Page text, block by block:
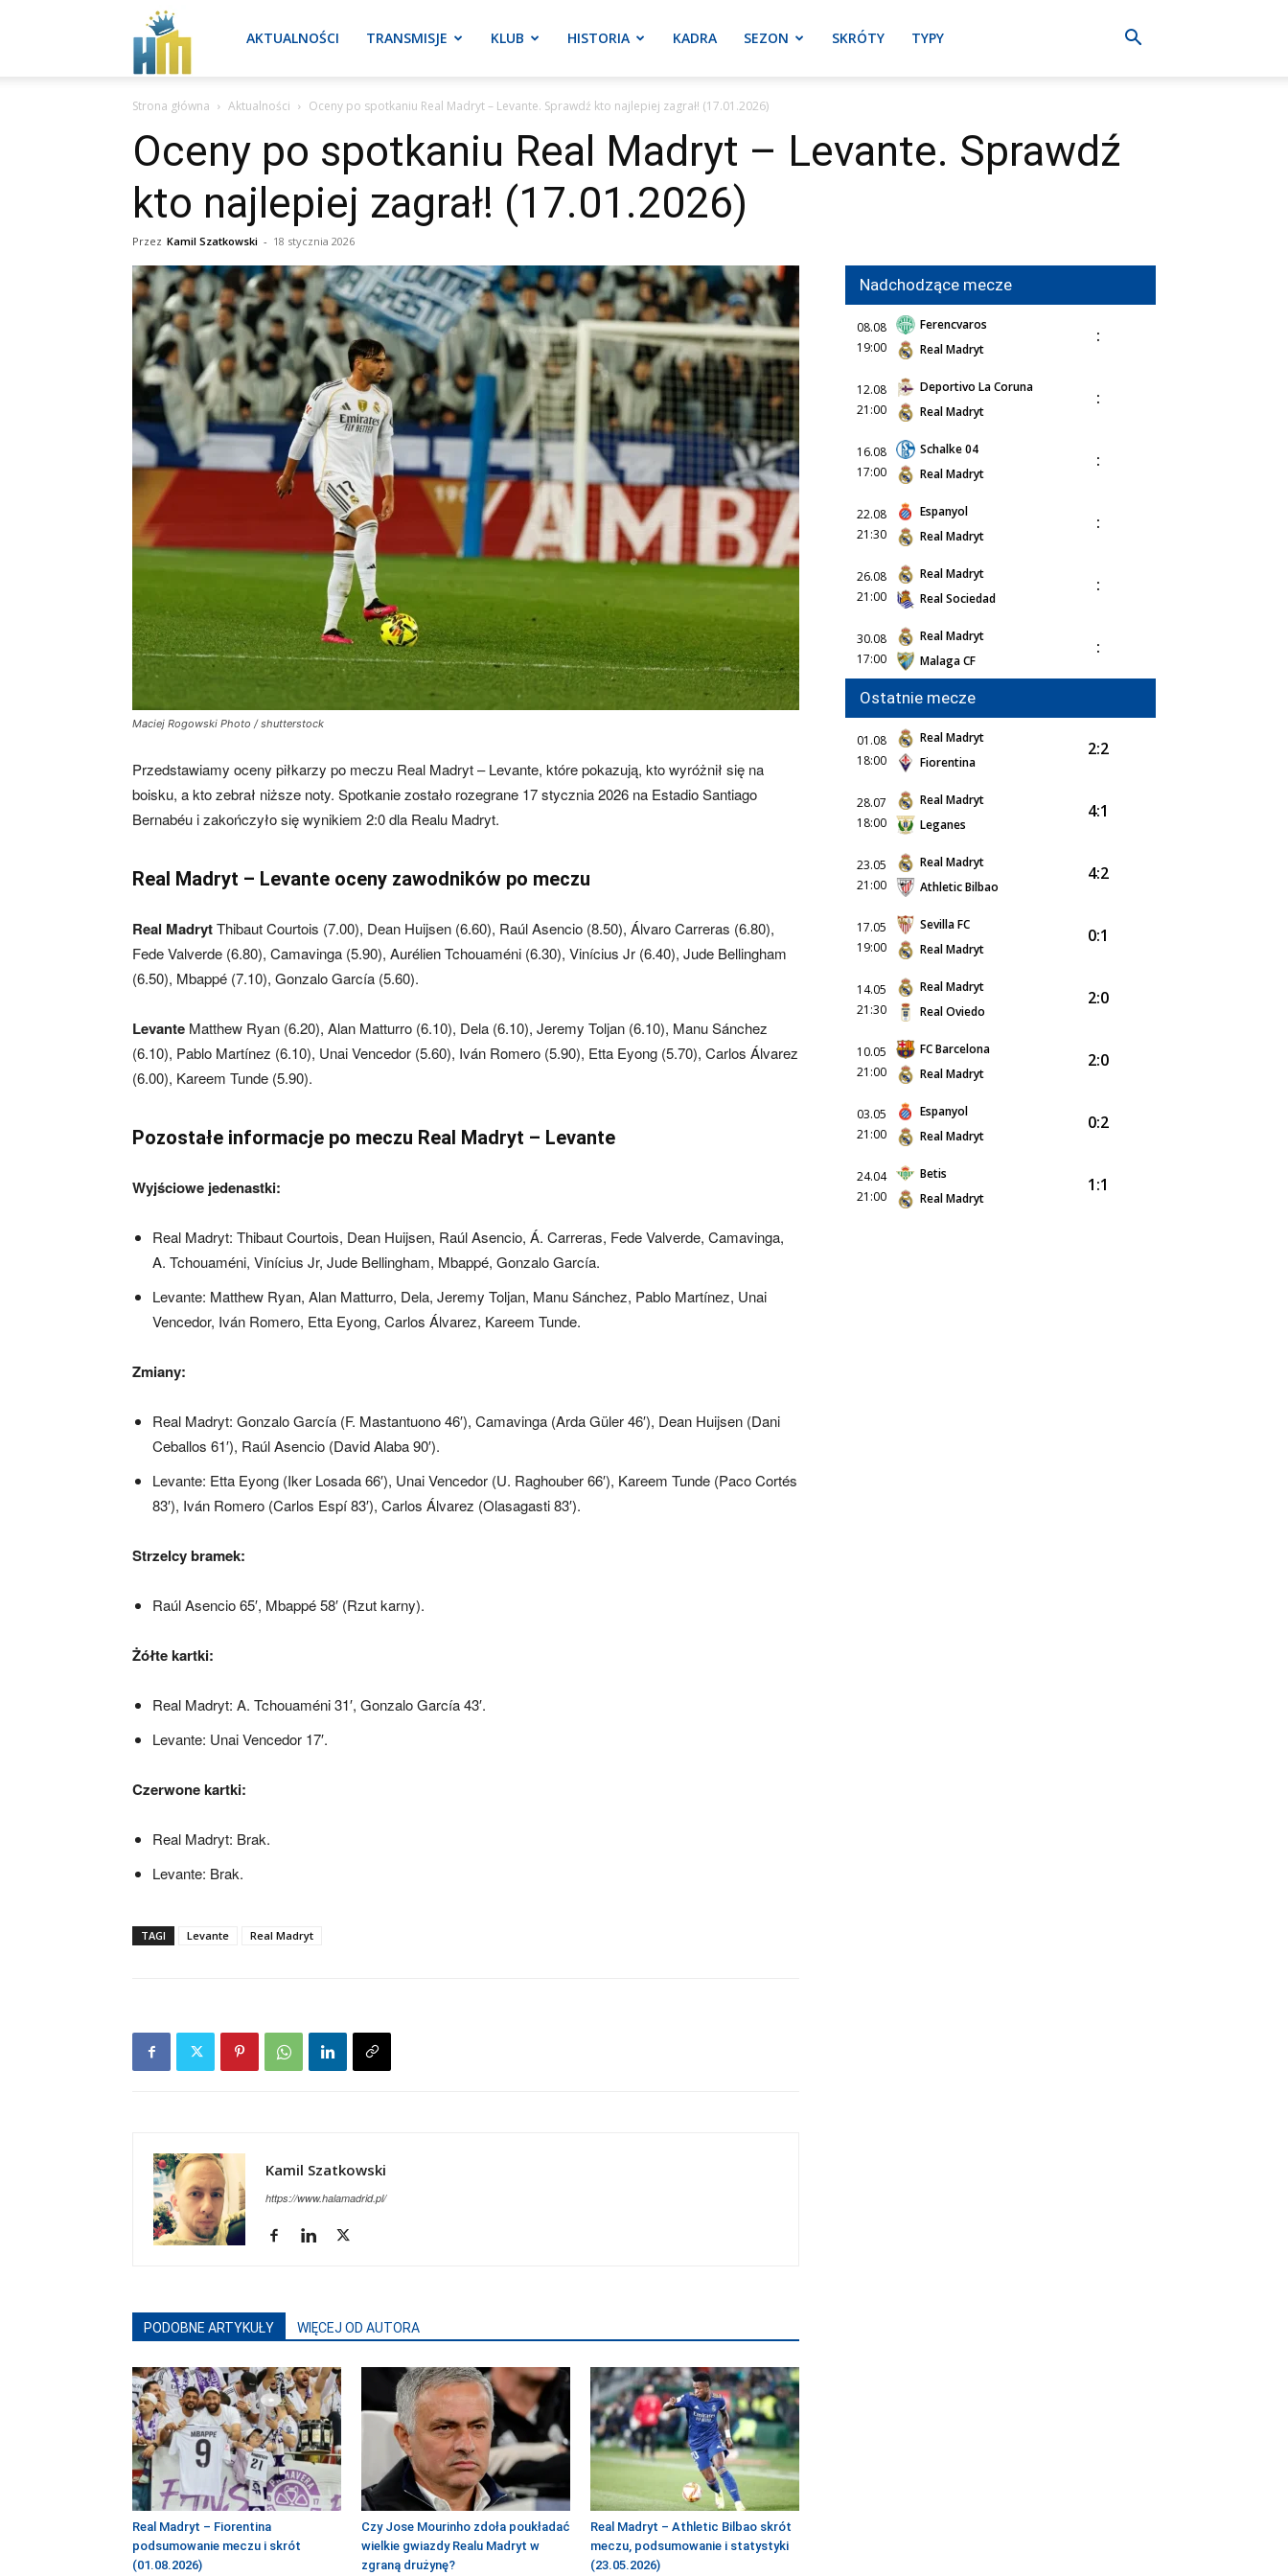
Real
Madryt
aktualności
AKTUALNOŚCI TRANSMISJE KLUB HISTORIA KADRA SEZON SKRÓTY TYPY
Strona główna Aktualności Oceny po spotkaniu Real Madryt – Levante. Sprawdź kto najlepiej zagrał! (17.01.2026)
Oceny po spotkaniu Real Madryt – Levante. Sprawdź
kto najlepiej zagrał! (17.01.2026)
Przez Kamil Szatkowski - 18 stycznia 2026
Maciej Rogowski Photo / shutterstock
Przedstawiamy oceny piłkarzy po meczu Real Madryt – Levante, które pokazują, kto wyróżnił się na
boisku, a kto zebrał niższe noty. Spotkanie zostało rozegrane 17 stycznia 2026 na Estadio Santiago
Bernabéu i zakończyło się wynikiem 2:0 dla Realu Madryt.
Real Madryt – Levante oceny zawodników po meczu
Real MadrytThibaut Courtois (7.00), Dean Huijsen (6.60), Raúl Asencio (8.50), Álvaro Carreras (6.80),
Fede Valverde (6.80), Camavinga (5.90), Aurélien Tchouaméni (6.30), Vinícius Jr (6.40), Jude Bellingham
(6.50), Mbappé (7.10), Gonzalo García (5.60).
Levante Matthew Ryan (6.20), Alan Matturro (6.10), Dela (6.10), Jeremy Toljan (6.10), Manu Sánchez
(6.10), Pablo Martínez (6.10), Unai Vencedor (5.60), Iván Romero (5.90), Etta Eyong (5.70), Carlos Álvarez
(6.00), Kareem Tunde (5.90).
Pozostałe informacje po meczu Real Madryt – Levante
Wyjściowe jedenastki:
Real Madryt: Thibaut Courtois, Dean Huijsen, Raúl Asencio, Á. Carreras, Fede Valverde, Camavinga,
A. Tchouaméni, Vinícius Jr, Jude Bellingham, Mbappé, Gonzalo García.
Levante: Matthew Ryan, Alan Matturro, Dela, Jeremy Toljan, Manu Sánchez, Pablo Martínez, Unai
Vencedor, Iván Romero, Etta Eyong, Carlos Álvarez, Kareem Tunde.
Zmiany:
Real Madryt: Gonzalo García (F. Mastantuono 46′), Camavinga (Arda Güler 46′), Dean Huijsen (Dani
Ceballos 61′), Raúl Asencio (David Alaba 90′).
Levante: Etta Eyong (Iker Losada 66′), Unai Vencedor (U. Raghouber 66′), Kareem Tunde (Paco Cortés
83′), Iván Romero (Carlos Espí 83′), Carlos Álvarez (Olasagasti 83′).
Strzelcy bramek:
Raúl Asencio 65′, Mbappé 58′ (Rzut karny).
Żółte kartki:
Real Madryt: A. Tchouaméni 31′, Gonzalo García 43′.
Levante: Unai Vencedor 17′.
Czerwone kartki:
Real Madryt: Brak.
Levante: Brak.
TAGI Levante Real Madryt
Kamil Szatkowski
https://www.halamadrid.pl/
PODOBNE ARTYKUŁY WIĘCEJ OD AUTORA
Real Madryt – Fiorentina
podsumowanie meczu i skrót
(01.08.2026)
Czy Jose Mourinho zdoła poukładać
wielkie gwiazdy Realu Madryt w
zgraną drużynę?
Real Madryt – Athletic Bilbao skrót
meczu, podsumowanie i statystyki
(23.05.2026)
Nadchodzące mecze
08.08
19:00
Ferencvaros
Real Madryt
:
12.08
21:00
Deportivo La Coruna
Real Madryt
:
16.08
17:00
Schalke 04
Real Madryt
:
22.08
21:30
Espanyol
Real Madryt
:
26.08
21:00
Real Madryt
Real Sociedad
:
30.08
17:00
Real Madryt
Malaga CF
:
Ostatnie mecze
01.08
18:00
Real Madryt
Fiorentina
2:2
28.07
18:00
Real Madryt
Leganes
4:1
23.05
21:00
Real Madryt
Athletic Bilbao
4:2
17.05
19:00
Sevilla FC
Real Madryt
0:1
14.05
21:30
Real Madryt
Real Oviedo
2:0
10.05
21:00
FC Barcelona
Real Madryt
2:0
03.05
21:00
Espanyol
Real Madryt
0:2
24.04
21:00
Betis
Real Madryt
1:1